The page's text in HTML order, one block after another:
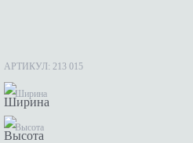
АРТИКУЛ: 213 015
Ширина
Высота